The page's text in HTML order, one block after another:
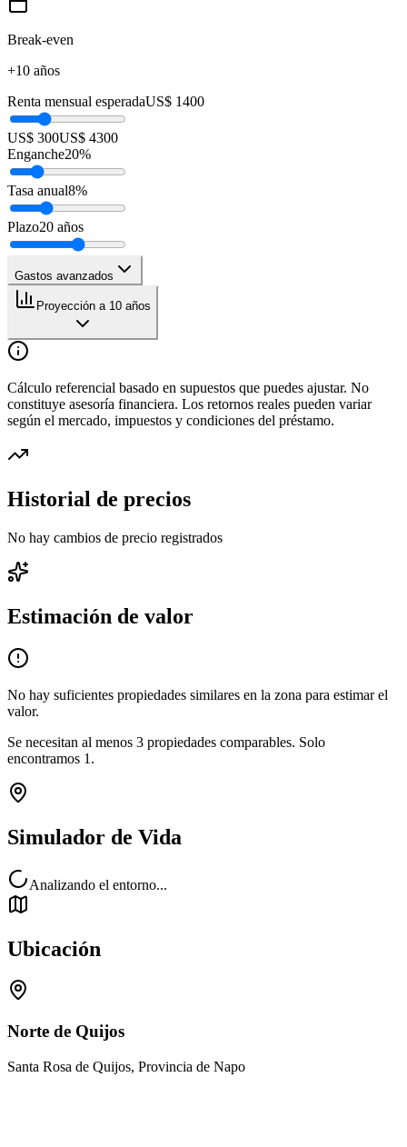
Break-even
+10 años
Renta mensual esperadaUS$ 1400
US$ 300US$ 4300
Enganche20%
Tasa anual8%
Plazo20 años
Gastos avanzados
Proyección a 10 años
Cálculo referencial basado en supuestos que puedes ajustar. No
constituye asesoría financiera. Los retornos reales pueden variar
según el mercado, impuestos y condiciones del préstamo.
Historial de precios
No hay cambios de precio registrados
Estimación de valor
No hay suficientes propiedades similares en la zona para estimar el
valor.
Se necesitan al menos 3 propiedades comparables. Solo
encontramos 1 .
Simulador de Vida
Analizando el entorno...
Ubicación
Norte de Quijos
Santa Rosa de Quijos, Provincia de Napo